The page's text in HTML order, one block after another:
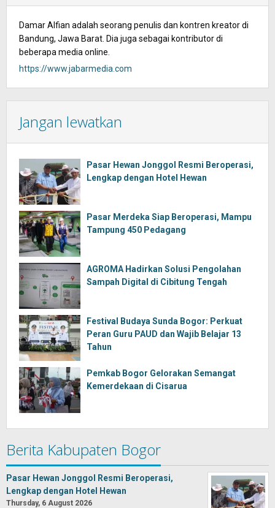
Damar Alfian adalah seorang penulis dan kontren kreator di
Bandung, Jawa Barat. Dia juga sebagai kontributor di
beberapa media online.
https://www.jabarmedia.com
Jangan lewatkan
Pasar Hewan Jonggol Resmi Beroperasi,
Lengkap dengan Hotel Hewan
Pasar Merdeka Siap Beroperasi, Mampu
Tampung 450 Pedagang
AGROMA Hadirkan Solusi Pengolahan
Sampah Digital di Cibitung Tengah
Festival Budaya Sunda Bogor: Perkuat
Peran Guru PAUD dan Wajib Belajar 13
Tahun
Pemkab Bogor Gelorakan Semangat
Kemerdekaan di Cisarua
Berita Kabupaten Bogor
Pasar Hewan Jonggol Resmi Beroperasi,
Lengkap dengan Hotel Hewan
Thursday, 6 August 2026